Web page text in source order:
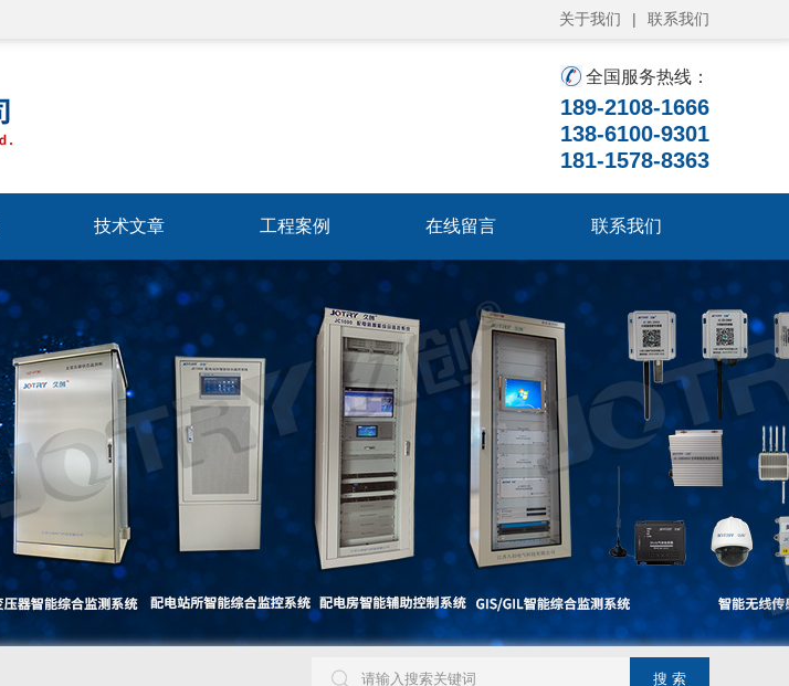
关于我们 | 联系我们
全国服务热线：
189-2108-1666
138-6100-9301
181-1578-8363
技术文章 工程案例 在线留言 联系我们